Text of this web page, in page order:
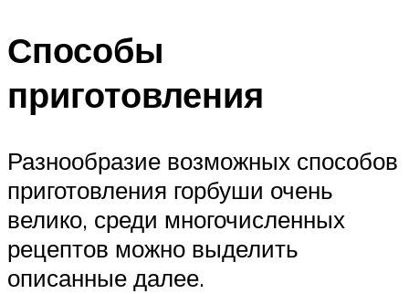
Способы
приготовления
Разнообразие возможных способов
приготовления горбуши очень
велико, среди многочисленных
рецептов можно выделить
описанные далее.